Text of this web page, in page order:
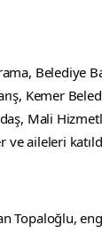
Belediye
Kemer
Mali
ve aileleri
Topaloğlu,